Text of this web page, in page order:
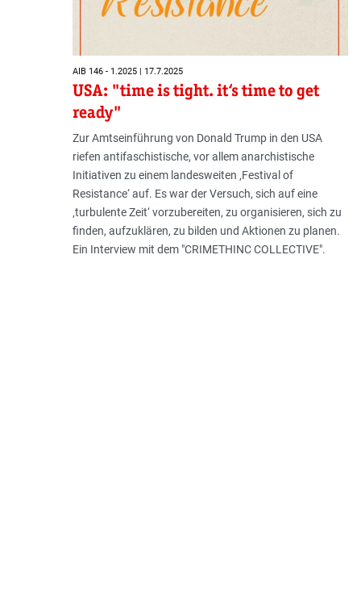
AIB 146 - 1.2025 | 17.7.2025
USA: "time is tight. it‘s time to get
ready"
Zur Amtseinführung von Donald Trump in den USA
riefen antifaschistische, vor allem anarchistische
Initiativen zu einem landesweiten ‚Festival of
Resistance‘ auf. Es war der Versuch, sich auf eine
‚turbulente Zeit‘ vorzubereiten, zu organisieren, sich zu
finden, aufzuklären, zu bilden und Aktionen zu planen.
Ein Interview mit dem "CRIMETHINC COLLECTIVE".